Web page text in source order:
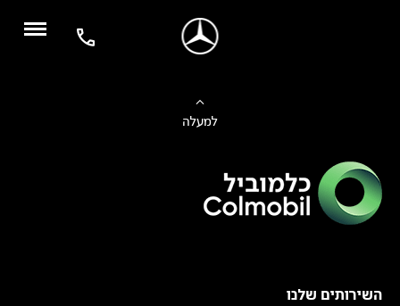
למעלה
השירותים שלנו